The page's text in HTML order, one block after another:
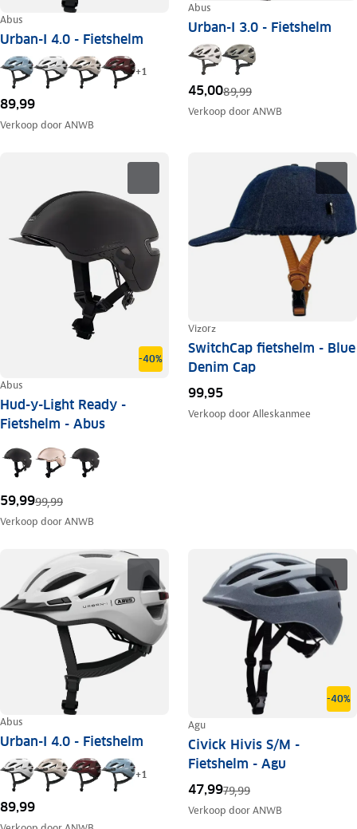
Abus
Urban-I 4.0 - Fietshelm
+1
89,99
Verkoop doorANWB
Abus
Urban-I 3.0 - Fietshelm
45,0089,99
Verkoop doorANWB
-40%
Abus
Hud-y-Light Ready -
Fietshelm - Abus
59,9999,99
Verkoop doorANWB
Vizorz
SwitchCap fietshelm - Blue
Denim Cap
99,95
Verkoop doorAlleskanmee
Abus
Urban-I 4.0 - Fietshelm
+1
89,99
-40%
Agu
Civick Hivis S/M -
Fietshelm - Agu
47,9979,99
Verkoop doorANWB